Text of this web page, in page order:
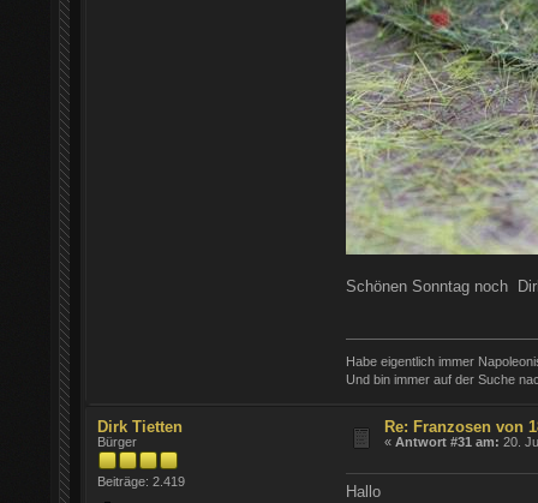
Schönen Sonntag noch
Habe eigentlich immer
Und bin immer auf der Suche
Dirk Tietten
Bürger
Beiträge: 2.419
Re: Franzosen von
«Antwort #31 am: 20.
Hallo